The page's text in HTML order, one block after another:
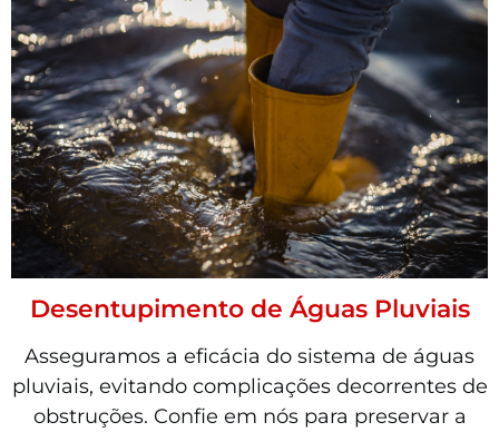
Desentupimento de Águas Pluviais
Asseguramos a eficácia do sistema de águas
pluviais, evitando complicações decorrentes de
obstruções. Confie em nós para preservar a